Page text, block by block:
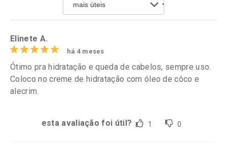
Comprar sem Desconto
Por R$ 21,86/cada
Comprar sem Desconto
Por R$ 63,99/cada
Elinete A.
há 4 meses
Ótimo pra hidratação e queda de cabelos, sempre uso.
Coloco no creme de hidratação com óleo de côco e
alecrim.
esta avaliação foi útil? 1 0